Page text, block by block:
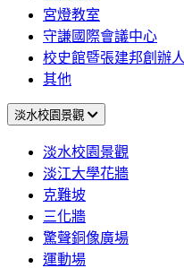
宮燈教室
守謙國際會議中心
校史館暨張建邦創辦
其他
淡水校園景觀
淡水校園景觀
淡江大學花牆
克難坡
三化牆
驚聲銅像廣場
運動場